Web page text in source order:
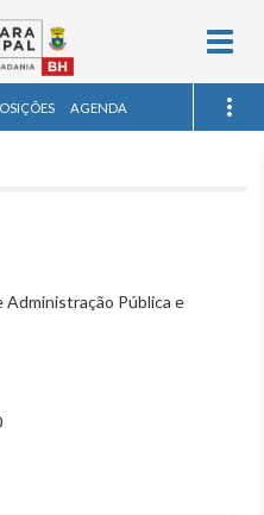
AGENDA
Administração Pública e